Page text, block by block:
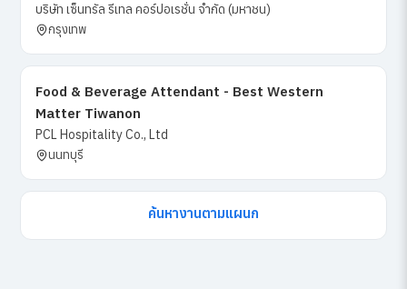
บริษัท เซ็นทรัล รีเทล คอร์ปอเรชั่น จำกัด (มหาชน)
กรุงเทพ
Food & Beverage Attendant - Best Western
Matter Tiwanon
PCL Hospitality Co., Ltd
นนทบุรี
ค้นหางานตามแผนก